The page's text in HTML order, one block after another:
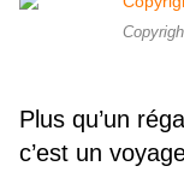
Plus qu’un
c’est un